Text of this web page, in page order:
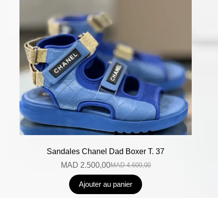
Sandales Chanel Dad Boxer T. 37
MAD4.600,00
MAD 2.500,00
Ajouter au panier